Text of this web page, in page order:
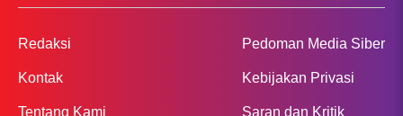
Redaksi
Kontak
Tentang Kami
Pedoman Media Siber
Kebijakan Privasi
Saran dan Kritik